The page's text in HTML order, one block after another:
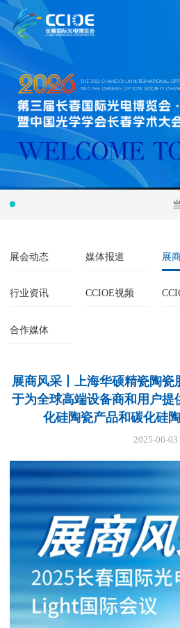
展会动态 媒体报道 展
行业资讯 CCIOE视频
合作媒体
展商风采丨上海华硕精瓷陶
于为全球高端设备商和用户提
化硅陶瓷产品和碳化硅
2025-06-03